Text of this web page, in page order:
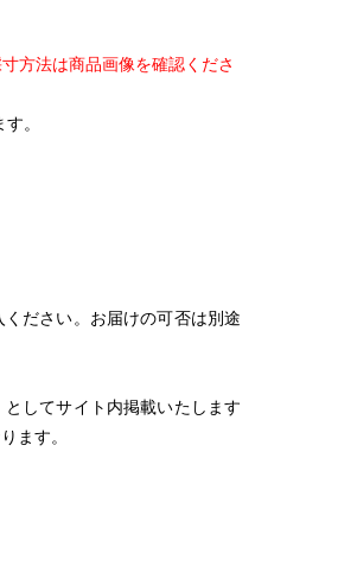
16.0cm
法は商品画像を確認くださ
。
ださい。お届けの可否は別途
してサイト内掲載いたします
ます。